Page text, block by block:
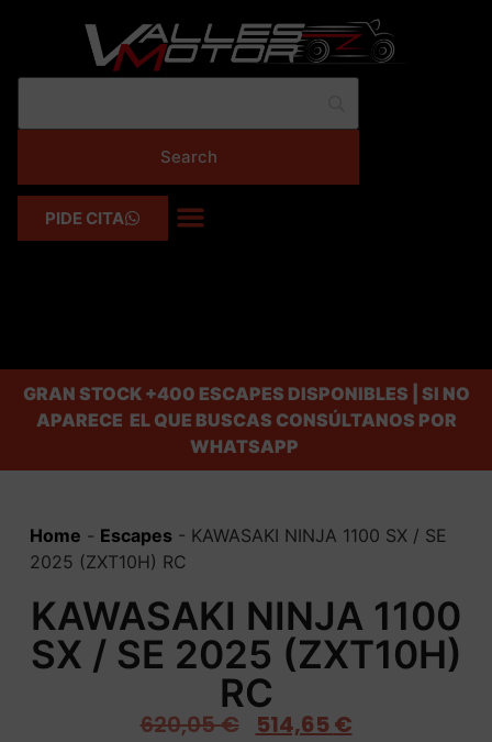
PIDE CITA
GRAN STOCK+400 ESCAPES DISPONIBLES | SI NO
APARECE EL QUE BUSCAS CONSÚLTANOS POR
WHATSAPP
Home - Escapes- KAWASAKI NINJA 1100 SX / SE
2025 (ZXT10H) RC
KAWASAKI NINJA 1100
SX / SE 2025 (ZXT10H)
RC
620,05€ 514,65 €